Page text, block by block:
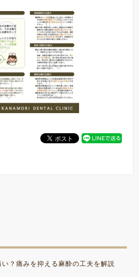
？痛みを抑える麻酔の工夫を解説